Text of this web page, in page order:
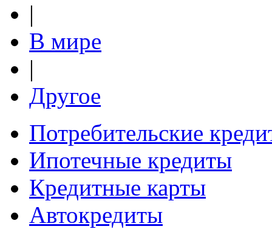
|
В мире
|
Другое
Потребительские
Ипотечные кредиты
Кредитные карты
Автокредиты